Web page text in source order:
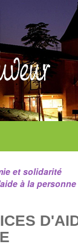
Sauveur
et solidarité
à la personne